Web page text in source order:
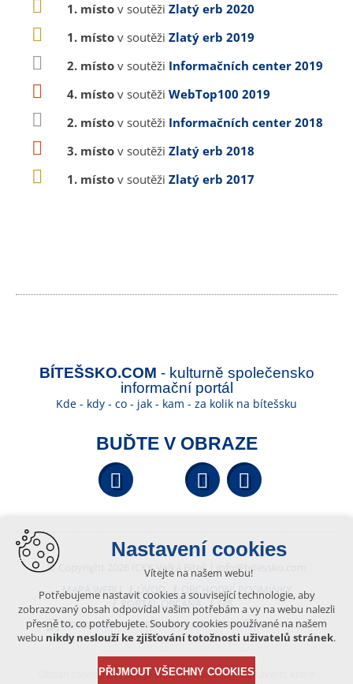
1. místo v soutěži Zlatý erb 2020
1. místo v soutěži Zlatý erb 2019
2. místo v soutěži Informačních center 2019
4. místo v soutěži WebTop100 2019
2. místo v soutěži Informačních center 2018
3. místo v soutěži Zlatý erb 2018
1. místo v soutěži Zlatý erb 2017
BÍTEŠSKO.COM - kulturně společensko
informační portál
Kde - kdy - co - jak - kam - za kolik na bítešsku
BUĎTE V OBRAZE
Facebook YouTube
© Copyright 2026 ICKK Velká Bíteš |
info@bitessko.com
MAPA WEBU
ÚVOD
OBCHODNÍ PODMÍNKY
PORTÁL OBČANA
GIS
VYTVOŘENO V XART.CZ
Obsah tohoto portálu je chráněn autorským právem, které
Nastavení cookies
Vítejte na našem webu!
Potřebujeme nastavit cookies a související technologie, aby
zobrazovaný obsah odpovídal vašim potřebám a vy na webu nalezli
přesně to, co potřebujete. Soubory cookies používané na našem
webu nikdy neslouží ke zjišťování totožnosti uživatelů stránek.
PŘIJMOUT VŠECHNY COOKIES